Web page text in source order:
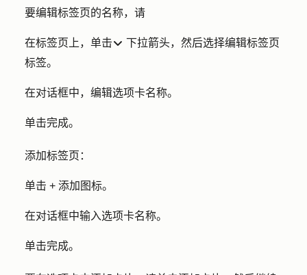
要编辑标签页的名称，请
在标签页上，单击dropdownarro 下拉箭头，然后选择编辑标签页
标签。
在对话框中，编辑选项卡名称。
单击完成。
添加标签页：
单击 + 添加图标。
在对话框中输入选项卡名称。
单击完成。